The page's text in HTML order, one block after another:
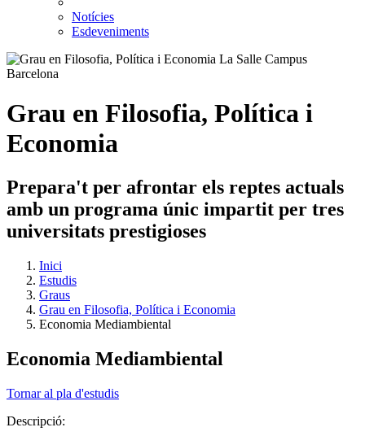
Notícies
Esdeveniments
Grau en Filosofia, Política i
Economia
Prepara't per afrontar els reptes actuals
amb un programa únic impartit per tres
universitats prestigioses
Inici
Estudis
Graus
Grau en Filosofia, Política i Economia
Economia Mediambiental
Economia Mediambiental
Tornar al pla d'estudis
Descripció: